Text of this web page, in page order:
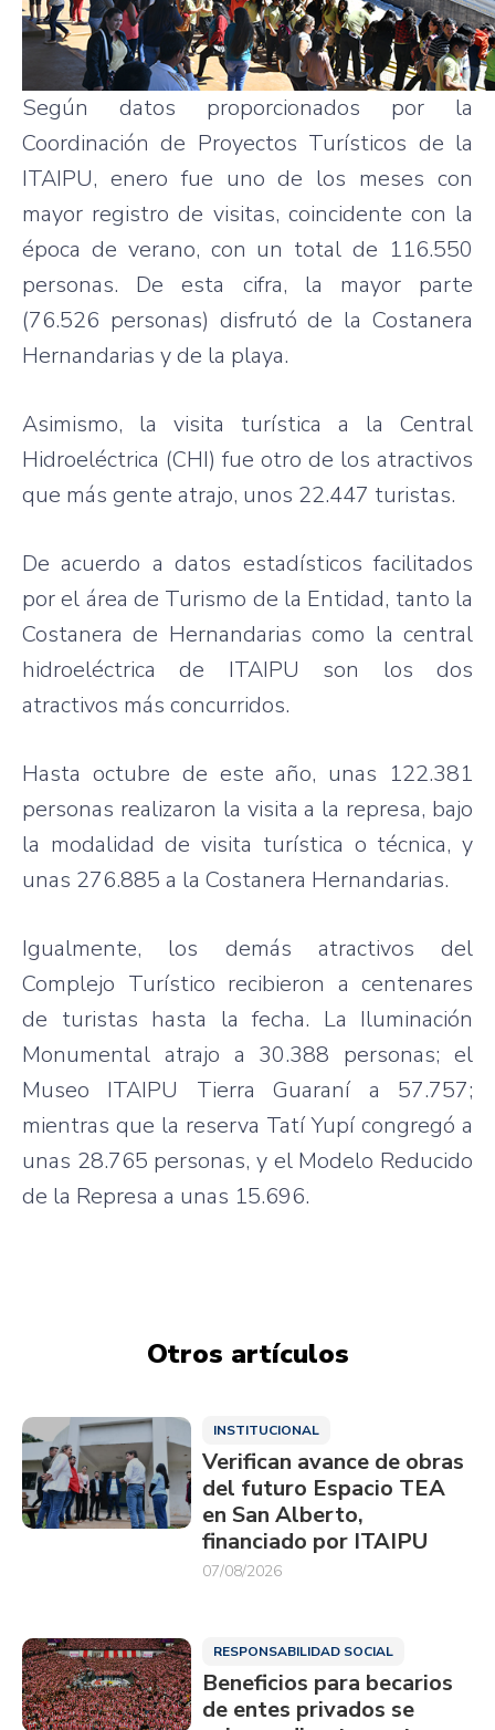
Según datos proporcionados por la
Coordinación de Proyectos Turísticos de la
ITAIPU, enero fue uno de los meses con
mayor registro de visitas, coincidente con la
época de verano, con un total de 116.550
personas. De esta cifra, la mayor parte
(76.526 personas) disfrutó de la Costanera
Hernandarias y de la playa.
Asimismo, la visita turística a la Central
Hidroeléctrica (CHI) fue otro de los atractivos
que más gente atrajo, unos 22.447 turistas.
De acuerdo a datos estadísticos facilitados
por el área de Turismo de la Entidad, tanto la
Costanera de Hernandarias como la central
hidroeléctrica de ITAIPU son los dos
atractivos más concurridos.
Hasta octubre de este año, unas 122.381
personas realizaron la visita a la represa, bajo
la modalidad de visita turística o técnica, y
unas 276.885 a la Costanera Hernandarias.
Igualmente, los demás atractivos del
Complejo Turístico recibieron a centenares
de turistas hasta la fecha. La Iluminación
Monumental atrajo a 30.388 personas; el
Museo ITAIPU Tierra Guaraní a 57.757;
mientras que la reserva Tatí Yupí congregó a
unas 28.765 personas, y el Modelo Reducido
de la Represa a unas 15.696.
Otros artículos
INSTITUCIONAL
Verifican avance de obras
del futuro Espacio TEA
en San Alberto,
financiado por ITAIPU
07/08/2026
RESPONSABILIDAD SOCIAL
Beneficios para becarios
de entes privados se